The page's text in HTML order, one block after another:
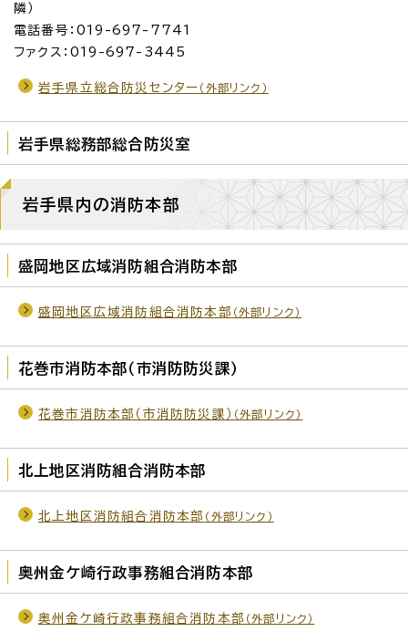
隣）
電話番号：019-697-7741
ファクス：019-697-3445
岩手県立総合防災センター （外部リンク）
岩手県総務部総合防災室
岩手県内の消防本部
盛岡地区広域消防組合消防本部
盛岡地区広域消防組合消防本部 （外部リンク）
花巻市消防本部（市消防防災課）
花巻市消防本部（市消防防災課） （外部リンク）
北上地区消防組合消防本部
北上地区消防組合消防本部 （外部リンク）
奥州金ケ崎行政事務組合消防本部
奥州金ケ崎行政事務組合消防本部 （外部リンク）